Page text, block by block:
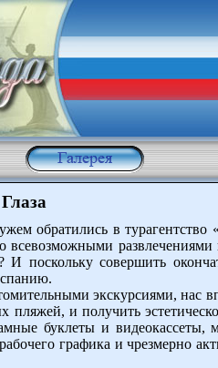
обратились в турагентство
всевозможными
И поскольку совершить
экскурсиями, нас
и получить
буклеты и
графика и чрезмерно